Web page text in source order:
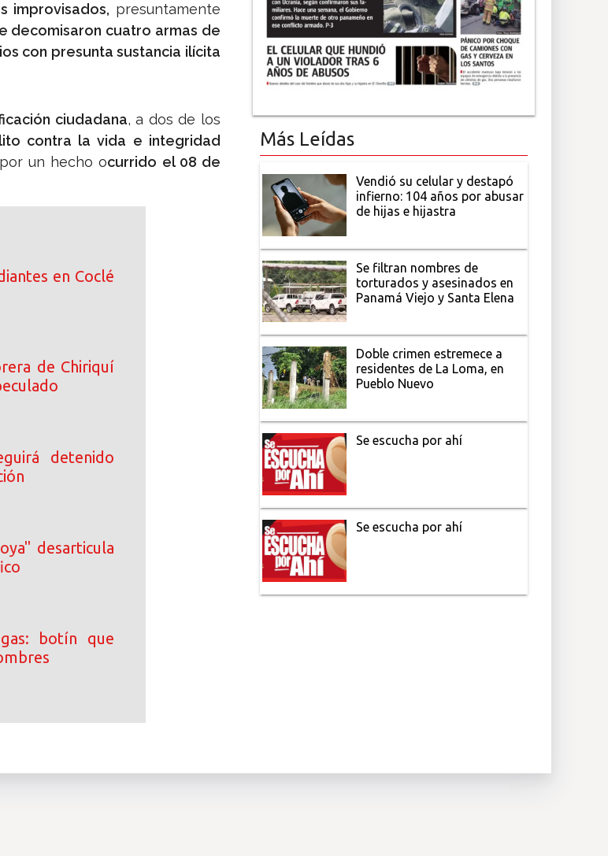
improvisados, presuntamente
e decomisaron cuatro armas de
con presunta sustancia ilícita
ciudadana, a dos de los
contra la vida e integridad
un hecho ocurrido el 08 de
en Coclé
de Chiriquí
detenido
desarticula
botín que
Más Leídas
Vendió su celular y destapó
infierno: 104 años por abusar
de hijas e hijastra
Se filtran nombres de
torturados y asesinados en
Panamá Viejo y Santa Elena
Doble crimen estremece a
residentes de La Loma, en
Pueblo Nuevo
Se escucha por ahí
Se escucha por ahí